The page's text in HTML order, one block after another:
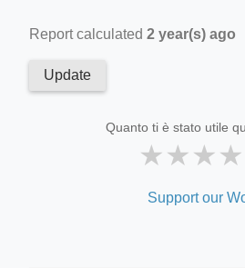
Report calculated 2 year(s) ago
Update
Quanto ti è stato utile
★★★★
Support our